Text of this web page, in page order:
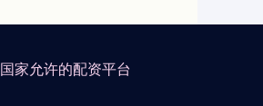
国家允许的配资平台